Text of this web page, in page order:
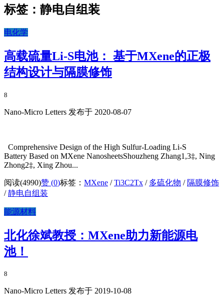
标签：静电自组装
电化学
高载硫量Li-S电池： 基于MXene的正极
结构设计与隔膜修饰
8
Nano-Micro Letters 发布于 2020-08-07
Comprehensive Design of the High Sulfur-Loading Li-S
Battery Based on MXene NanosheetsShouzheng Zhang1,3‡, Ning
Zhong2‡, Xing Zhou...
阅读(4990)赞 (0)标签： MXene /Ti3C2Tx / 多硫化物 / 隔膜修饰
/静电自组装
能源材料
北化徐斌教授：MXene助力新能源电
池！
8
Nano-Micro Letters 发布于 2019-10-08